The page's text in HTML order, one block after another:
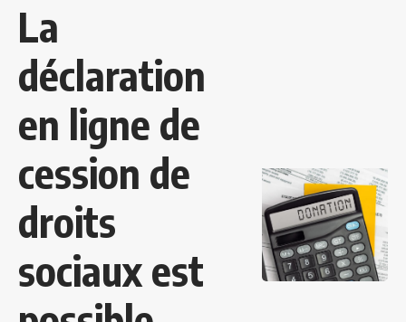
La
déclaration
en ligne de
cession de
droits
sociaux est